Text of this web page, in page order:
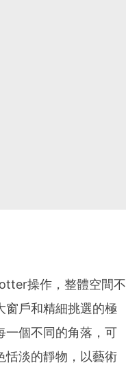
操作，整體空間不
窗戶和精細挑選的極
一個不同的角落，可
恬淡的靜物，以藝術